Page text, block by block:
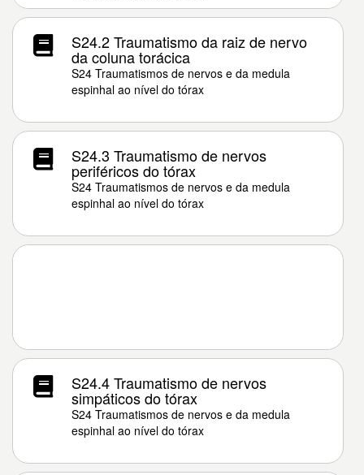
S24.2 Traumatismo da raiz de nervo
da coluna torácica
S24 Traumatismos de nervos e da medula
espinhal ao nível do tórax
S24.3 Traumatismo de nervos
periféricos do tórax
S24 Traumatismos de nervos e da medula
espinhal ao nível do tórax
S24.4 Traumatismo de nervos
simpáticos do tórax
S24 Traumatismos de nervos e da medula
espinhal ao nível do tórax